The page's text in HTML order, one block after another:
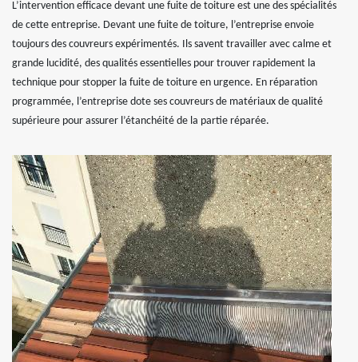
L’intervention efficace devant une fuite de toiture est une des spécialités
de cette entreprise. Devant une fuite de toiture, l’entreprise envoie
toujours des couvreurs expérimentés. Ils savent travailler avec calme et
grande lucidité, des qualités essentielles pour trouver rapidement la
technique pour stopper la fuite de toiture en urgence. En réparation
programmée, l’entreprise dote ses couvreurs de matériaux de qualité
supérieure pour assurer l’étanchéité de la partie réparée.